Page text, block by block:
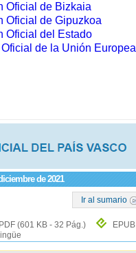
de 2021
Ir al sumario
PDF (601 KB - 32 Pág.)
EPUB
Oficial de Bizkaia
Oficial de Gipuzkoa
Oficial del Estado
de la Unión Europea